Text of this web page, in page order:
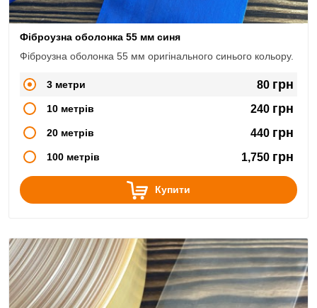
Фіброузна оболонка 55 мм синя
Фіброузна оболонка 55 мм оригінального синього кольору.
3 метри 80 грн
10 метрів 240 грн
20 метрів 440 грн
100 метрів 1,750 грн
Купити